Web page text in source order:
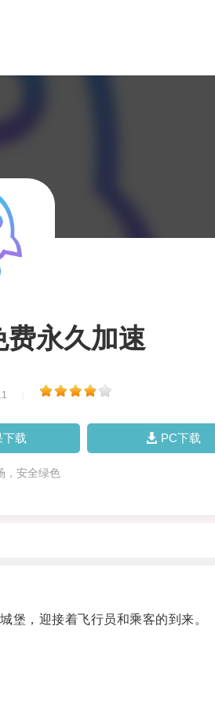
永久加速
下载 PC下载
，安全绿色
，迎接着飞行员和乘客的到来。